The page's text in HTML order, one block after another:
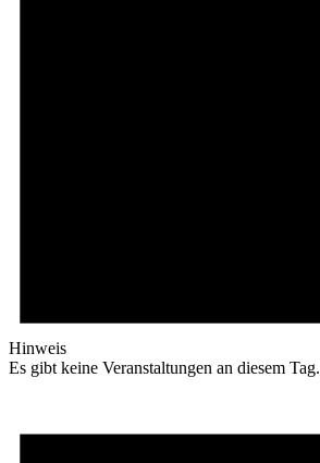
Hinweis
Es gibt keine Veranstaltungen an diesem Tag.